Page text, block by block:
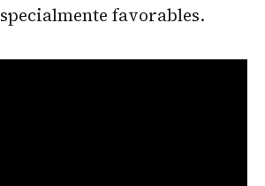
favorables.